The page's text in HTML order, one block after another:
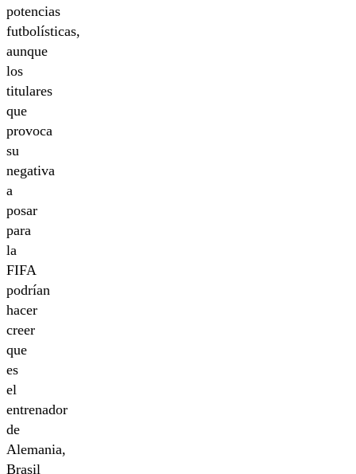
potencias
futbolísticas,
aunque
los
titulares
que
provoca
su
negativa
a
posar
para
la
FIFA
podrían
hacer
creer
que
es
el
entrenador
de
Alemania,
Brasil